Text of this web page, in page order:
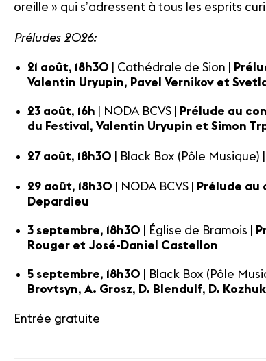
oreille » qui s’adressent à tous les esprits
Préludes 2026:
21 août, 18h30 | Cathédrale de Sion |
Valentin Uryupin, Pavel Vernikov et
23 août, 16h | NODA BCVS |
Prélude au
du Festival, Valentin Uryupin et Simon
27 août, 18h30 | Black Box (Pôle Musique) |
29 août, 18h30 | NODA BCVS | Prélude au
Depardieu
3 septembre, 18h30 | Église de Bramois |
Rouger et José-Daniel Castellon
5 septembre, 18h30 | Black Box (Pôle
Brovtsyn, A. Grosz, D. Blendulf, D.
Entrée gratuite